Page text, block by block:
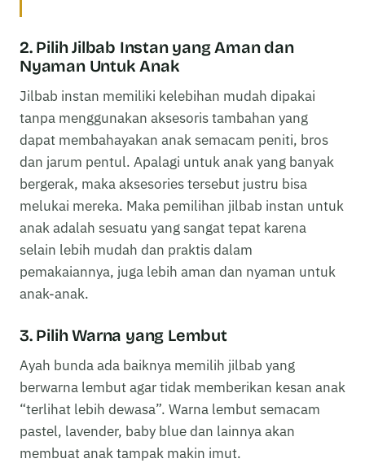
2. Pilih Jilbab Instan yang Aman dan
Nyaman Untuk Anak
Jilbab instan memiliki kelebihan mudah dipakai
tanpa menggunakan aksesoris tambahan yang
dapat membahayakan anak semacam peniti, bros
dan jarum pentul. Apalagi untuk anak yang banyak
bergerak, maka aksesories tersebut justru bisa
melukai mereka. Maka pemilihan jilbab instan untuk
anak adalah sesuatu yang sangat tepat karena
selain lebih mudah dan praktis dalam
pemakaiannya, juga lebih aman dan nyaman untuk
anak-anak.
3. Pilih Warna yang Lembut
Ayah bunda ada baiknya memilih jilbab yang
berwarna lembut agar tidak memberikan kesan anak
“terlihat lebih dewasa”. Warna lembut semacam
pastel, lavender, baby blue dan lainnya akan
membuat anak tampak makin imut.